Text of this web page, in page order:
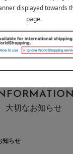
大切なお知らせ
知らせ